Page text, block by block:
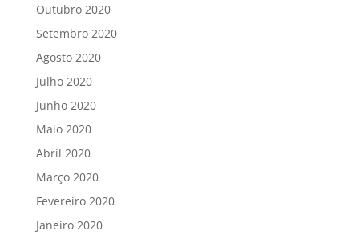
Outubro 2020
Setembro 2020
Agosto 2020
Julho 2020
Junho 2020
Maio 2020
Abril 2020
Março 2020
Fevereiro 2020
Janeiro 2020